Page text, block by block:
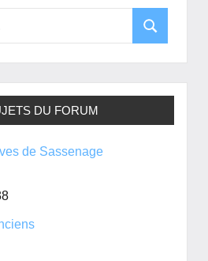
DU FORUM
de Sassenage